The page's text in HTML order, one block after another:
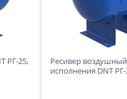
Ресивер
исполнения DNT
РГ-25,